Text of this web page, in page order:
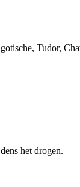
Tudor,
het drogen.